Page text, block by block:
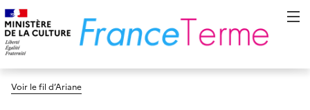
Voir le fil d’Ariane